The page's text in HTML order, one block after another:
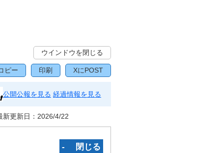
ウインドウを閉じる
ピー 印刷 XにPOST
公開公報を見る 経過情報を見る
新更新日： 2026/4/22
‐ 閉じる